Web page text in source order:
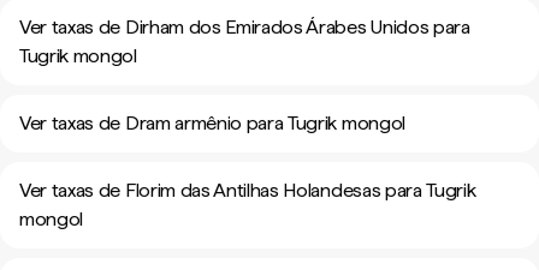
Ver taxas de Dirham dos Emirados Árabes Unidos para
Tugrik mongol
Ver taxas de Dram armênio para Tugrik mongol
Ver taxas de Florim das Antilhas Holandesas para Tugrik
mongol